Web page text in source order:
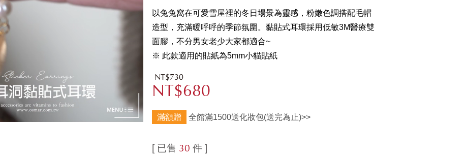
以兔兔窩在可愛雪屋裡的冬日場景為靈感，粉嫩色調搭配毛帽
造型，充滿暖呼呼的季節氛圍。黏貼式耳環採用低敏3M醫療雙
面膠，不分男女老少大家都適合~
※ 此款適用的貼紙為5mm小貓貼紙
NT$730
NT$680
滿額贈 全館滿1500送化妝包(送完為止)>>
[ 已售 30 件 ]